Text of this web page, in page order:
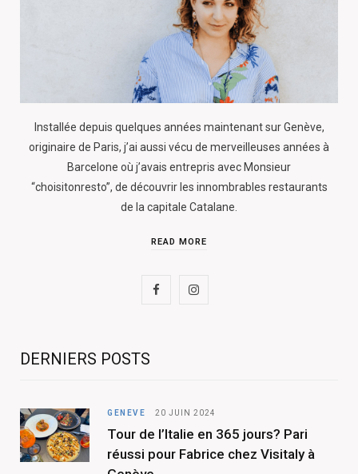
Installée depuis quelques années maintenant sur Genève,
originaire de Paris, j’ai aussi vécu de merveilleuses années à
Barcelone où j’avais entrepris avec Monsieur
“choisitonresto”, de découvrir les innombrables restaurants
de la capitale Catalane.
READ MORE
b
o
I
a
g
DERNIERS POSTS
GENÈVE 20 JUIN 2024
Tour de l’Italie en 365 jours? Pari
réussi pour Fabrice chez Visitaly à